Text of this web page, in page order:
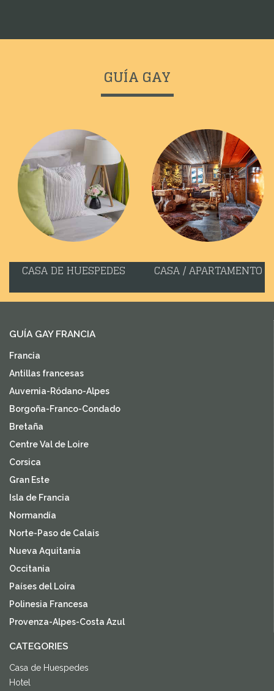
GUÍA GAY
CASA DE HUESPEDES CASA / APARTAMENTO
GUÍA GAY FRANCIA
Francia
Antillas francesas
Auvernia-Ródano-Alpes
Borgoña-Franco-Condado
Bretaña
Centre Val de Loire
Corsica
Gran Este
Isla de Francia
Normandía
Norte-Paso de Calais
Nueva Aquitania
Occitania
Países del Loira
Polinesia Francesa
Provenza-Alpes-Costa Azul
CATEGORIES
Casa de Huespedes
Hotel